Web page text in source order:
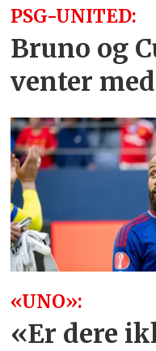
PSG-UNITED:
Bruno og
venter
«UNO»:
«Er dere